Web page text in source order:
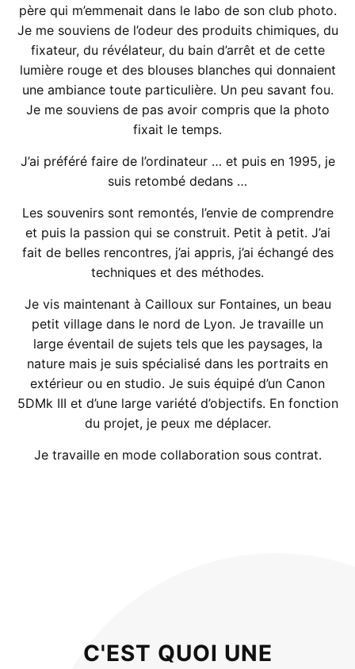
père qui m’emmenait dans le labo de son club photo.
Je me souviens de l’odeur des produits chimiques, du
fixateur, du révélateur, du bain d’arrêt et de cette
lumière rouge et des blouses blanches qui donnaient
une ambiance toute particulière. Un peu savant fou.
Je me souviens de pas avoir compris que la photo
fixait le temps.
J’ai préféré faire de l’ordinateur … et puis en 1995, je
suis retombé dedans …
Les souvenirs sont remontés, l’envie de comprendre
et puis la passion qui se construit. Petit à petit. J’ai
fait de belles rencontres, j’ai appris, j’ai échangé des
techniques et des méthodes.
Je vis maintenant à Cailloux sur Fontaines, un beau
petit village dans le nord de Lyon. Je travaille un
large éventail de sujets tels que les paysages, la
nature mais je suis spécialisé dans les portraits en
extérieur ou en studio. Je suis équipé d’un Canon
5DMk III et d’une large variété d’objectifs. En fonction
du projet, je peux me déplacer.
Je travaille en mode collaboration sous contrat.
C'EST QUOI UNE